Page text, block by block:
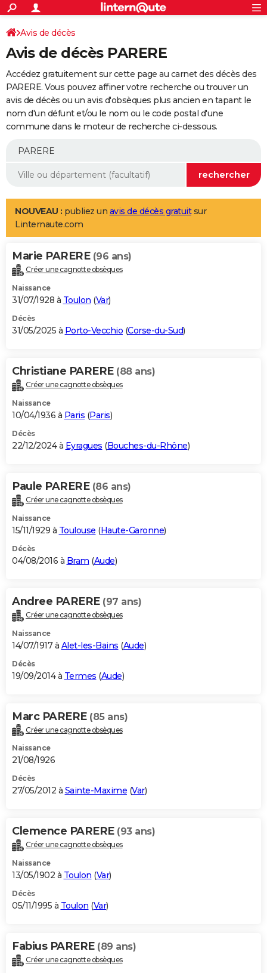
ACTUALITÉS
Politique
Société
Faits Divers
Education
Monde
Villes
+
SPORT
Coupe du monde 2026
Football
Tennis
Cyclisme
Rugby
Forum
Programme TV
TNT
Streaming
Cinéma
Sorties cinéma
Musique
+
FINANCE
Retraite
Epargne
Immobilier
Risques naturels par ville
Banque
Assurance
AUTO
Essais
Réserver un essai
Citadines
Berlines
SUV
Forum auto
+
Mobiles
Meilleur smartphone
Internet
Ordinateurs
Jeux vidéo
Guide high-tech
Aménagement intérieur
LIFESTYLE
Art de vivre
Bien-être
Loisirs
Mode
Modes de vie
Alimentation
Guide de la santé
Maladies
Médicaments
Sommeil
VOYAGE
Destinations
City break
Voyage nature
Voyage de noces
Forum
Climat
+PHOTO
GUIDES D'ACHAT
BONS PLANS
Carte de Noël
Carte Bonne année
Carte Saint-Valentin
Carte Pâques
Carte d'anniversaire
DICTIONNAIRE
Dictionnaire
Biographies
Citations
Expressions
Proverbes
PROGRAMME TV
S'inscrire
Se connecter
Lycées
Collèges
Primaires
Universités
Entreprises
Service militaire
Avis de recherche
AVIS DE DÉCÈS
Bricolage
Lifestyle
Culture
Sport
Auto
Television
Voyage
Cinema
Avis de décès
Avis de décès PARERE
Accédez gratuitement sur cette page au carnet des décès des
PARERE. Vous pouvez affiner votre recherche ou trouver un
avis de décès ou un avis d'obsèques plus ancien en tapant le
nom d'un défunt et/ou le nom ou le code postal d'une
commune dans le moteur de recherche ci-dessous.
NOUVEAU : publiez un avis de décès gratuitsur
Linternaute.com
Marie PARERE (96 ans)
Créer une cagnotte obsèques
Naissance
31/07/1928 à Toulon (Var)
Décès
31/05/2025 à Porto-Vecchio (Corse-du-Sud)
Christiane PARERE (88 ans)
Créer une cagnotte obsèques
Naissance
10/04/1936 à Paris (Paris)
Décès
22/12/2024 à Eyragues (Bouches-du-Rhône)
Paule PARERE (86 ans)
Créer une cagnotte obsèques
Naissance
15/11/1929 à Toulouse (Haute-Garonne)
Décès
04/08/2016 à Bram (Aude)
Andree PARERE (97 ans)
Créer une cagnotte obsèques
Naissance
14/07/1917 à Alet-les-Bains (Aude)
Décès
19/09/2014 à Termes (Aude)
Marc PARERE (85 ans)
Créer une cagnotte obsèques
Naissance
21/08/1926
Décès
27/05/2012 à Sainte-Maxime (Var)
Clemence PARERE (93 ans)
Créer une cagnotte obsèques
Naissance
13/05/1902 à Toulon (Var)
Décès
05/11/1995 à Toulon (Var)
Fabius PARERE (89 ans)
Créer une cagnotte obsèques